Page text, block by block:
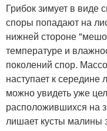
Грибок зимует в виде
споры попадают на
нижней стороне
температуре и
поколений спор.
наступает к середине
можно увидеть уже
расположившихся на
лишает кусты малины